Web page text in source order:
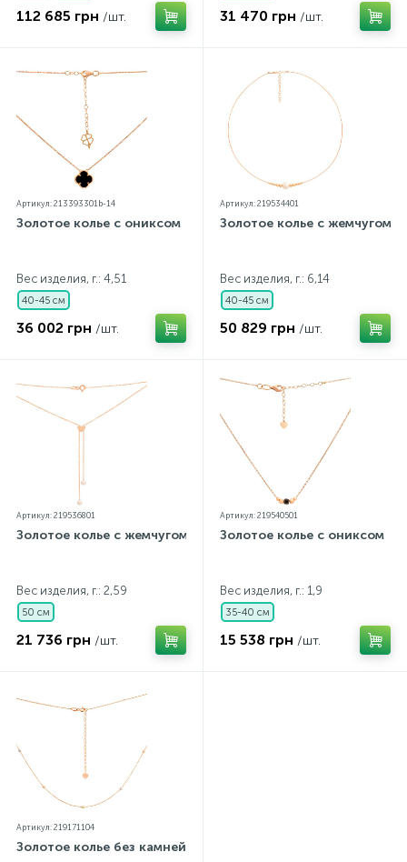
112 685 грн /шт. 31 470 грн /шт.
Артикул: 213393301b-14
Золотое колье с ониксом
Вес изделия, г.: 4,51
40-45 см
36 002 грн /шт.
Артикул: 219534401
Золотое колье с жемчугом
Вес изделия, г.: 6,14
40-45 см
50 829 грн /шт.
Артикул: 219536801
Золотое колье с жемчугом
Вес изделия, г.: 2,59
50 см
21 736 грн /шт.
Артикул: 219540501
Золотое колье с ониксом
Вес изделия, г.: 1,9
35-40 см
15 538 грн /шт.
Артикул: 219171104
Золотое колье без камней